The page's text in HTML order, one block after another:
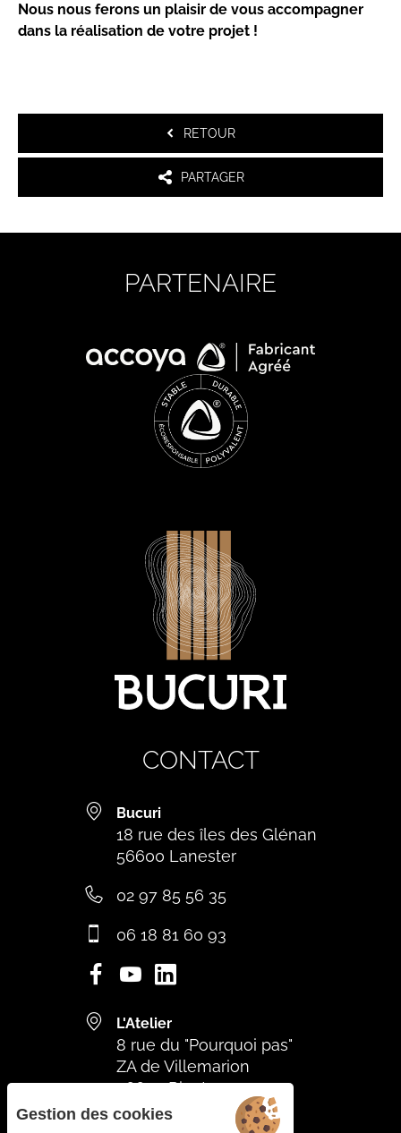
Nous nous ferons un plaisir de vous accompagner
dans la réalisation de votre projet !
RETOUR
PARTAGER
PARTENAIRE
CONTACT
Bucuri
18 rue des îles des Glénan
56600 Lanester
02 97 85 56 35
06 18 81 60 93
L'Atelier
8 rue du "Pourquoi pas"
ZA de Villemarion
56670 Riantec
Gestion des cookies